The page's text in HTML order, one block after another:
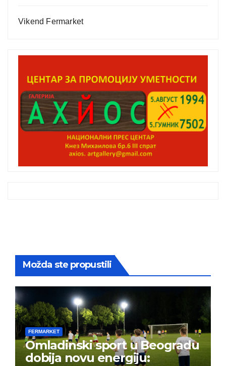
Vikend Fermarket
Možda ste propustili
FERMARKET
Omladinski sport u Beogradu
dobija novu energiju: